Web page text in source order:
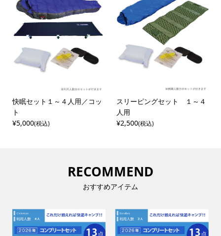
快眠セット１～４人用／コッ
ト
¥5,000(税込)
スリーピングセット １～４
人用
¥2,500(税込)
RECOMMEND
おすすめアイテム